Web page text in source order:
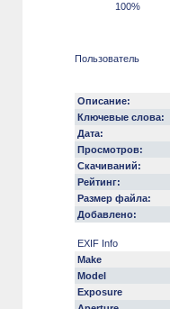
100%
Пользователь
Описание:
Ключевые слова:
Дата:
Просмотров:
Скачиваний:
Рейтинг:
Размер файла:
Добавлено:
EXIF Info
Make
Model
Exposure